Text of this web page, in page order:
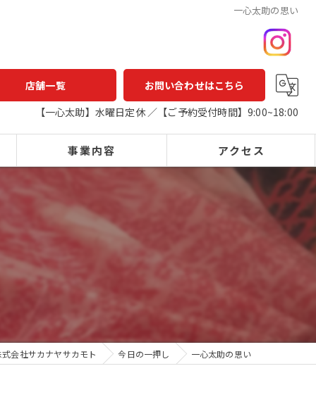
一心太助の思い
店舗一覧
お問い合わせはこちら
【一心太助】水曜日定休 ／【ご予約受付時間】9:00~18:00
事業内容
一心太助
鮮魚
精肉
アクセス
鮮魚店
会社サカナヤサカモト 今日の一押し 一心太助の思い